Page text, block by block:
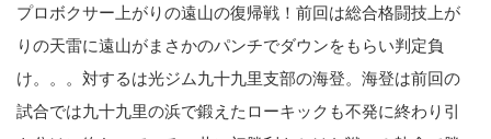
プロボクサー上がりの遠山の復帰戦！前回は総合格闘技上が
りの天雷に遠山がまさかのパンチでダウンをもらい判定負
け。。。対するは光ジム九十九里支部の海登。海登は前回の
試合では九十九里の浜で鍛えたローキックも不発に終わり引